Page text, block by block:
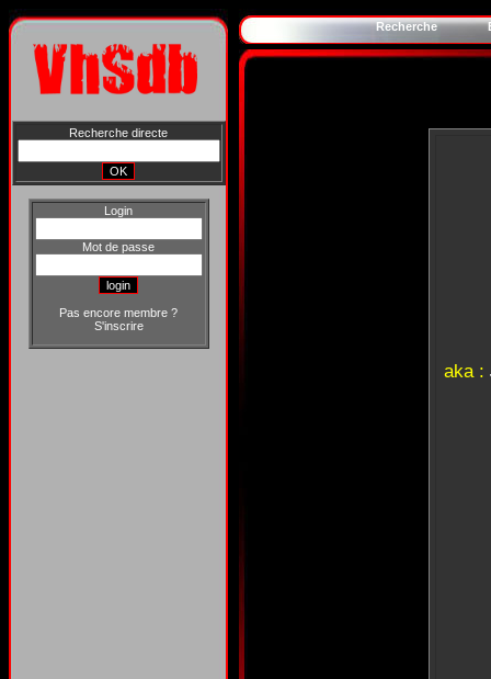
Recherche directe
Login
Mot de passe
Pas encore membre ?
S'inscrire
Recherche
aka :